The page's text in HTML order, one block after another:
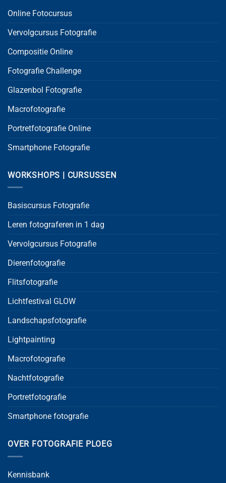
Online Fotocursus
Vervolgcursus Fotografie
Compositie Online
Fotografie Challenge
Glazenbol Fotografie
Macrofotografie
Portretfotografie Online
Smartphone Fotografie
WORKSHOPS | CURSUSSEN
Basiscursus Fotografie
Leren fotograferen in 1 dag
Vervolgcursus Fotografie
Dierenfotografie
Flitsfotografie
Lichtfestival GLOW
Landschapsfotografie
Lightpainting
Macrofotografie
Nachtfotografie
Portretfotografie
Smartphone fotografie
OVER FOTOGRAFIE PLOEG
Kennisbank